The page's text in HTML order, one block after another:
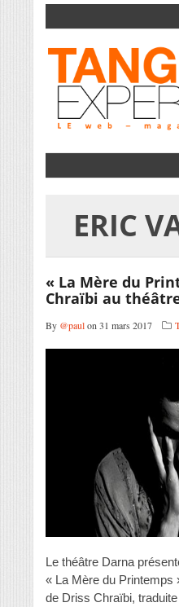
ERIC
« La Mère du
Chraïbi au
By @paulon 31 mars 2017
Le théâtre Darna
« La Mère du Printemps
de Driss Chraïbi,